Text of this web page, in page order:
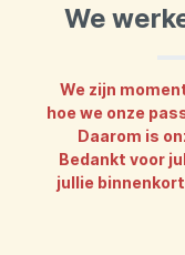
We
We zijn
hoe we onze
Daarom is
Bedankt voor
jullie